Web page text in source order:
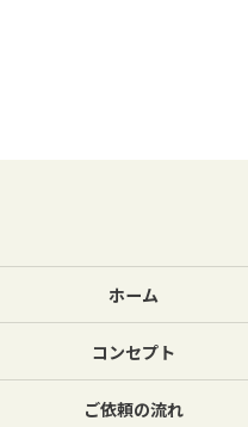
ホーム
コンセプト
ご依頼の流れ